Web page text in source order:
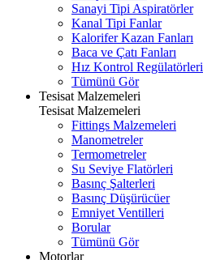
Sanayi Tipi Aspiratörler
Kanal Tipi Fanlar
Kalorifer Kazan Fanları
Baca ve Çatı Fanları
Hız Kontrol Regülatörleri
Tümünü Gör
Tesisat Malzemeleri
Tesisat Malzemeleri
Fittings Malzemeleri
Manometreler
Termometreler
Su Seviye Flatörleri
Basınç Şalterleri
Basınç Düşürücüer
Emniyet Ventilleri
Borular
Tümünü Gör
Motorlar